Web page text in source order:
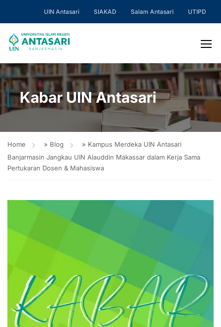
UIN Antasari SIAKAD Salam Antasari UTIPD
Kabar UIN Antasari
Home » Blog » Kampus Merdeka UIN Antasari
Banjarmasin Jangkau UIN Alauddin Makassar dalam Kerja Sama
Pertukaran Dosen & Mahasiswa